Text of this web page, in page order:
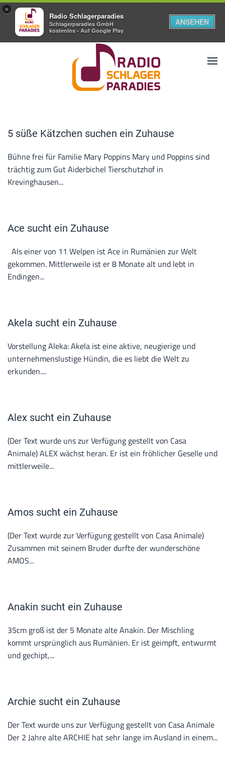
×
Radio Schlagerparadies
Schlagerparadies GmbH
kostenlos - Auf Google Play
ANSEHEN
5 süße Kätzchen suchen ein Zuhause
Bühne frei für Familie Mary Poppins Mary und Poppins sind
trächtig zum Gut Aiderbichel Tierschutzhof in
Krevinghausen...
Ace sucht ein Zuhause
Als einer von 11 Welpen ist Ace in Rumänien zur Welt
gekommen. Mittlerweile ist er 8 Monate alt und lebt in
Endingen...
Akela sucht ein Zuhause
Vorstellung Aleka: Akela ist eine aktive, neugierige und
unternehmenslustige Hündin, die es liebt die Welt zu
erkunden....
Alex sucht ein Zuhause
(Der Text wurde uns zur Verfügung gestellt von Casa
Animale) ALEX wächst heran. Er ist ein fröhlicher Geselle und
mittlerweile...
Amos sucht ein Zuhause
(Der Text wurde zur Verfügung gestellt von Casa Animale)
Zusammen mit seinem Bruder durfte der wunderschöne
AMOS...
Anakin sucht ein Zuhause
35cm groß ist der 5 Monate alte Anakin. Der Mischling
kommt ursprünglich aus Rumänien. Er ist geimpft, entwurmt
und gechipt,...
Archie sucht ein Zuhause
Der Text wurde uns zur Verfügung gestellt von Casa Animale
Der 2 Jahre alte ARCHIE hat sehr lange im Ausland in einem...